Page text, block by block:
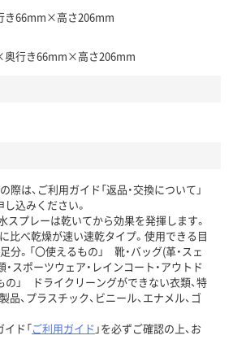
き66mm×高さ206mm
奥行き66mm×高さ206mm
際は、ご利用ガイド「返品・交換について」
込みください。
プレーは乾いてから効果を発揮します。
比べ乾燥が速い速乾タイプ。使用できる目
分。「〇使えるもの」 靴・バッグ(革・スェ
・スポーツウェア・レインコート・アウトド
の」 ドライクリーングができない衣類、特
、プラスチック、ビニール、エナメル、ゴ
ド「ご利用ガイド 」を必ずご確認の上、お